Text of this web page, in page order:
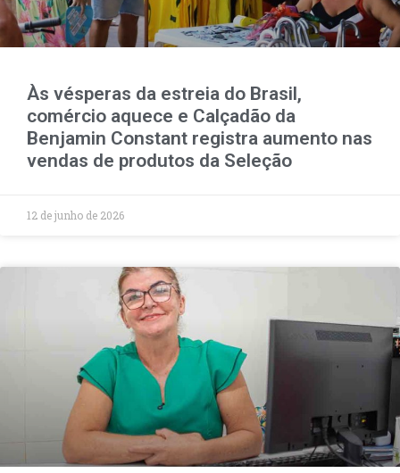
Às vésperas da estreia do Brasil,
comércio aquece e Calçadão da
Benjamin Constant registra aumento nas
vendas de produtos da Seleção
12 de junho de 2026